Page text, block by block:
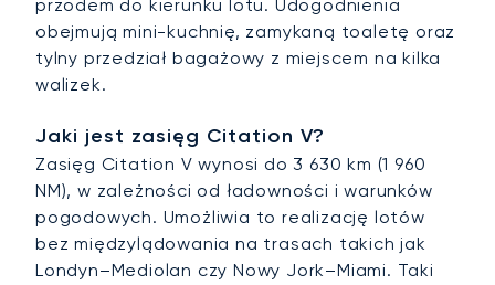
przodem do kierunku lotu. Udogodnienia
obejmują mini-kuchnię, zamykaną toaletę oraz
tylny przedział bagażowy z miejscem na kilka
walizek.
Jaki jest zasięg Citation V?
Zasięg Citation V wynosi do 3 630 km (1 960
NM), w zależności od ładowności i warunków
pogodowych. Umożliwia to realizację lotów
bez międzylądowania na trasach takich jak
Londyn–Mediolan czy Nowy Jork–Miami. Taki